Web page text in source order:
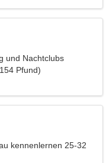
und Nachtclubs
Pfund)
kennenlernen 25-32